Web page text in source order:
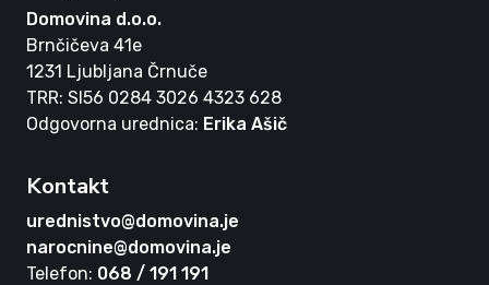
Domovina d.o.o.
Brnčičeva 41e
1231 Ljubljana Črnuče
TRR: SI56 0284 3026 4323 628
Odgovorna urednica: Erika Ašič
Kontakt
urednistvo@domovina.je
narocnine@domovina.je
Telefon: 068 / 191 191